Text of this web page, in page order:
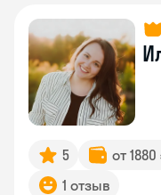
5 от
1 отзыв